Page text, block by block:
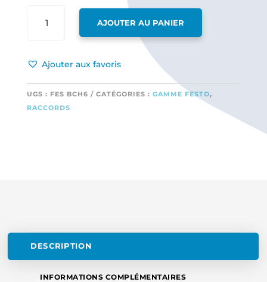
DIAM
OU
DURITE
AJOUTER AU PANIER
Ajouter aux favoris
UGS : FES BCH6 CATÉGORIES : GAMME FESTO,
RACCORDS
DESCRIPTION
INFORMATIONS COMPLÉMENTAIRES